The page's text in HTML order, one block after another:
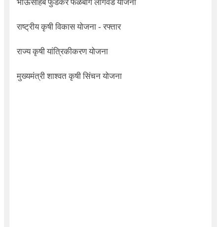
भाऊसाहेब फुंडकर फळबाग लागवड योजना
राष्ट्रीय कृषी विकास योजना - रफ्तार
राज्य कृषी यांत्रिकीकरण योजना
मुख्यमंत्री शाश्वत कृषी सिंचन योजना